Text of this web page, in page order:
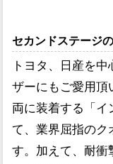
セカンドステージ
トヨタ、日産を
ザーにもご愛用頂
両に装着する「イ
て、業界屈指のク
す。加えて、耐衝